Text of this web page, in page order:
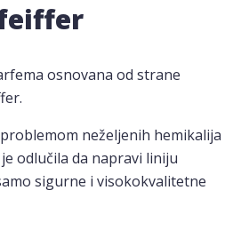
osnovana od strane
neželjenih hemikalija
odlučila da napravi liniju
sigurne i visokokvalitetne